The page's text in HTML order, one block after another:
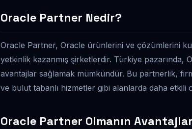
Oracle Partner Nedir?
Oracle Partner, Oracle ürünlerini ve çözümlerini
yetkinlik kazanmış şirketlerdir. Türkiye pazarında,
avantajlar sağlamak mümkündür. Bu partnerlik,
ve bulut tabanlı hizmetler gibi alanlarda daha etkili
Oracle Partner Olmanın